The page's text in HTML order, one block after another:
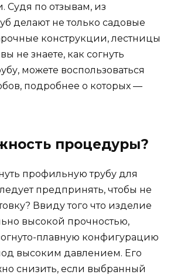
Судя по отзывам, из
делают не только садовые
конструкции, лестницы
не знаете, как согнуть
можете воспользоваться
подробнее о которых —
процедуры?
профильную трубу для
предпринять, чтобы не
Ввиду того что изделие
высокой прочностью,
плавную конфигурацию
высоким давлением. Его
снизить, если выбранный